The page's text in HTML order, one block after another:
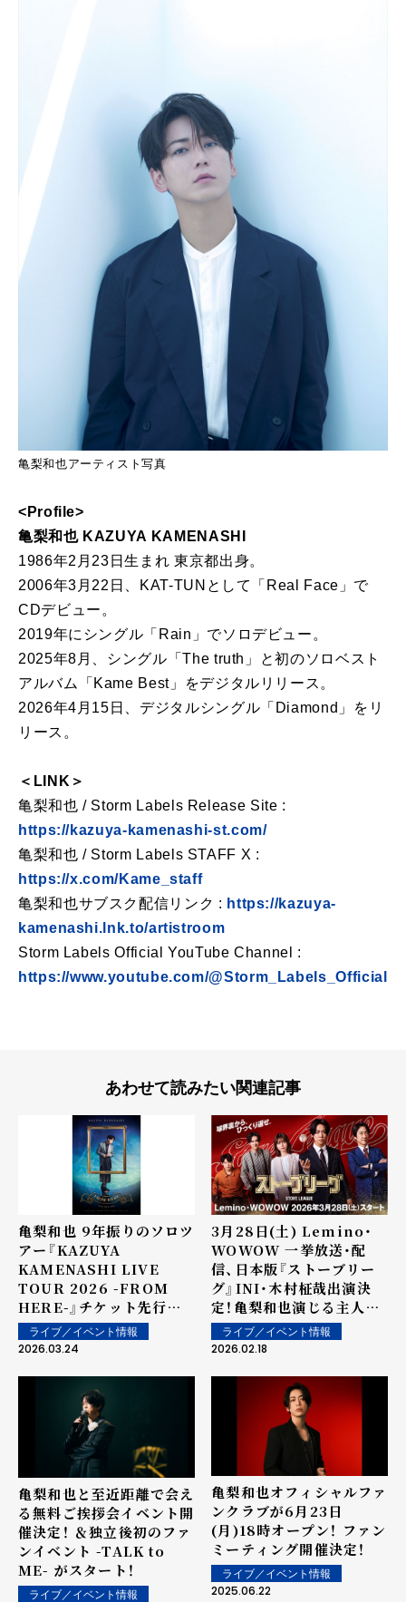
亀梨和也アーティスト写真
<Profile>
亀梨和也 KAZUYA KAMENASHI
1986年2月23日生まれ 東京都出身。
2006年3月22日、KAT-TUNとして「Real Face」で
CDデビュー。
2019年にシングル「Rain」でソロデビュー。
2025年8月、シングル「The truth」と初のソロベスト
アルバム「Kame Best」をデジタルリリース。
2026年4月15日、デジタルシングル「Diamond」をリ
リース。
＜LINK＞
亀梨和也 / Storm Labels Release Site :
https://kazuya-kamenashi-st.com/
亀梨和也 / Storm Labels STAFF X :
https://x.com/Kame_staff
亀梨和也サブスク配信リンク : https://kazuya-
kamenashi.lnk.to/artistroom
Storm Labels Official YouTube Channel :
https://www.youtube.com/@Storm_Labels_Official
あわせて読みたい関連記事
亀梨和也 9年振りのソロツ
アー『KAZUYA
KAMENASHI LIVE
TOUR 2026 -FROM
HERE-』チケット先行抽
選受付スタート！
ライブ／イベント情報
2026.03.24
3月28日(土) Lemino・
WOWOW 一挙放送・配
信、日本版『ストーブリー
グ』INI・木村柾哉出演決
定！亀梨和也演じる主人公
の弟・桜崎明人役を熱演
※本人コメントあり※
ライブ／イベント情報
2026.02.18
亀梨和也と至近距離で会え
る無料ご挨拶会イベント開
催決定！ ＆独立後初のファ
ンイベント -TALK to
ME- がスタート！
ライブ／イベント情報
亀梨和也オフィシャルファ
ンクラブが6月23日
(月)18時オープン！ ファン
ミーティング開催決定！
ライブ／イベント情報
2025.06.22